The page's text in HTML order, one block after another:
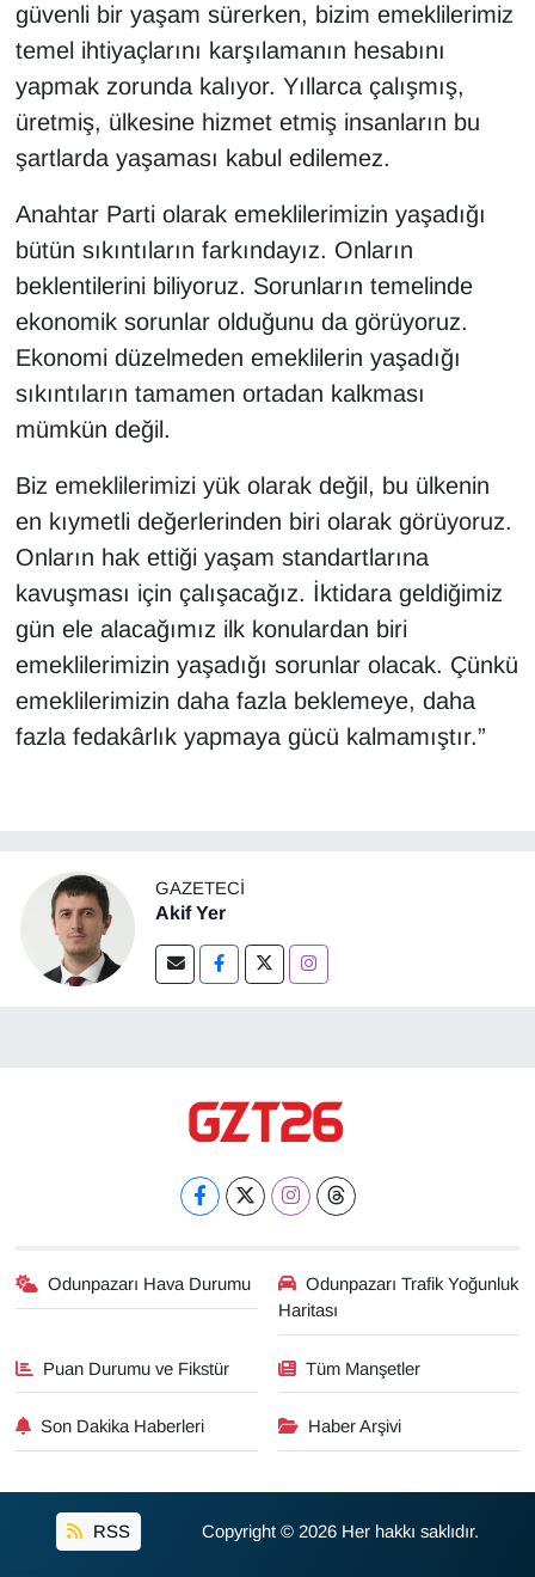
güvenli bir yaşam sürerken, bizim emeklilerimiz
temel ihtiyaçlarını karşılamanın hesabını
yapmak zorunda kalıyor. Yıllarca çalışmış,
üretmiş, ülkesine hizmet etmiş insanların bu
şartlarda yaşaması kabul edilemez.
Anahtar Parti olarak emeklilerimizin yaşadığı
bütün sıkıntıların farkındayız. Onların
beklentilerini biliyoruz. Sorunların temelinde
ekonomik sorunlar olduğunu da görüyoruz.
Ekonomi düzelmeden emeklilerin yaşadığı
sıkıntıların tamamen ortadan kalkması
mümkün değil.
Biz emeklilerimizi yük olarak değil, bu ülkenin
en kıymetli değerlerinden biri olarak görüyoruz.
Onların hak ettiği yaşam standartlarına
kavuşması için çalışacağız. İktidara geldiğimiz
gün ele alacağımız ilk konulardan biri
emeklilerimizin yaşadığı sorunlar olacak. Çünkü
emeklilerimizin daha fazla beklemeye, daha
fazla fedakârlık yapmaya gücü kalmamıştır.”
GAZETECI
Akif Yer
Odunpazarı Hava Durumu
Odunpazarı Trafik Yoğunluk
Haritası
Puan Durumu ve Fikstür Tüm Manşetler
Son Dakika Haberleri Haber Arşivi
RSS Copyright © 2026 Her hakkı saklıdır.